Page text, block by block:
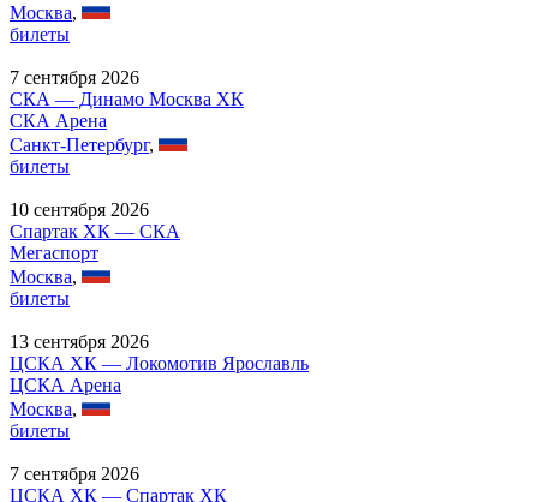
Москва,
билеты
7 сентября 2026
СКА — Динамо Москва ХК
СКА Арена
Санкт-Петербург,
билеты
10 сентября 2026
Спартак ХК — СКА
Мегаспорт
Москва,
билеты
13 сентября 2026
ЦСКА ХК — Локомотив Ярославль
ЦСКА Арена
Москва,
билеты
7 сентября 2026
ЦСКА ХК — Спартак ХК